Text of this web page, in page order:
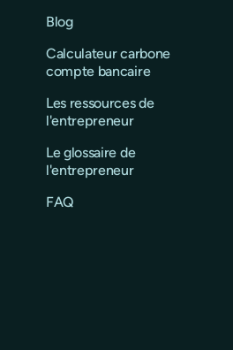
Blog
Calculateur carbone
compte bancaire
Les ressources de
l'entrepreneur
Le glossaire de
l'entrepreneur
FAQ